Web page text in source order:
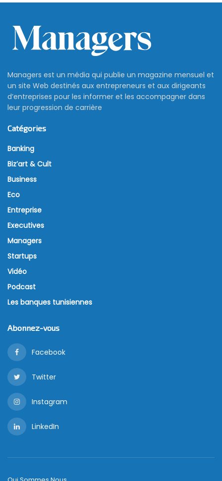
Managers est un média qui publie un magazine mensuel et
un site Web destinés aux entrepreneurs et aux dirigeants
d’entreprises pour les informer et les accompagner dans
leur progression de carrière
Catégories
Banking
Biz’art & Cult
Business
Eco
Entreprise
Executives
Managers
Startups
Vidéo
Podcast
Les banques tunisiennes
Abonnez-vous
Facebook
Twitter
Instagram
LinkedIn